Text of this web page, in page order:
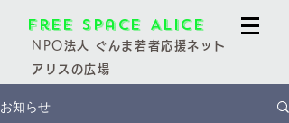
Free Space Alice
NPO法人 ぐんま若者応援ネット
アリスの広場
お知らせ